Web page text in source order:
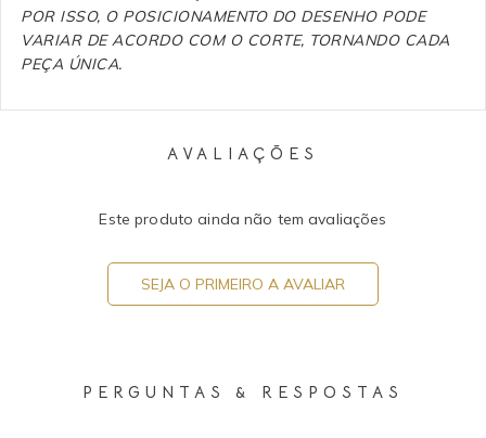
POR ISSO, O POSICIONAMENTO DO DESENHO PODE
VARIAR DE ACORDO COM O CORTE, TORNANDO CADA
PEÇA ÚNICA.
AVALIAÇÕES
Este produto ainda não tem avaliações
SEJA O PRIMEIRO A AVALIAR
PERGUNTAS & RESPOSTAS